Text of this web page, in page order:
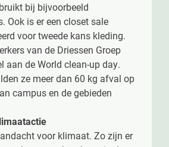
bij bijvoorbeeld
Ook is er een closet sale
voor tweede kans kleding.
van de Driessen Groep
aan de World clean-up day.
ze meer dan 60 kg afval op
campus en de gebieden
voor klimaat. Zo zijn er